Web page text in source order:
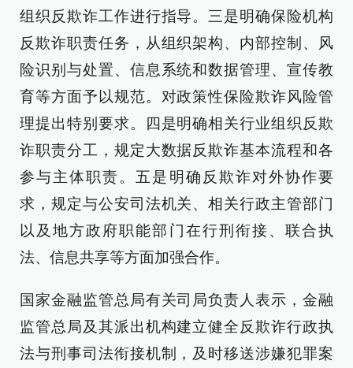
组织反欺诈工作进行指导。三是明确保险机构
反欺诈职责任务，从组织架构、内部控制、风
险识别与处置、信息系统和数据管理、宣传教
育等方面予以规范。对政策性保险欺诈风险管
理提出特别要求。四是明确相关行业组织反欺
诈职责分工，规定大数据反欺诈基本流程和各
参与主体职责。五是明确反欺诈对外协作要
求，规定与公安司法机关、相关行政主管部门
以及地方政府职能部门在行刑衔接、联合执
法、信息共享等方面加强合作。
国家金融监管总局有关司局负责人表示，金融
监管总局及其派出机构建立健全反欺诈行政执
法与刑事司法衔接机制，及时移送涉嫌犯罪案